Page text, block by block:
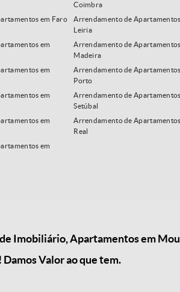
Coimbra
em Faro
Arrendamento de
Leiria
em
Arrendamento de
Madeira
em
Arrendamento de
Porto
em
Arrendamento de
Setúbal
em
Arrendamento de
Real
em
Imobiliário, Apartamentos em
Valor ao que tem.